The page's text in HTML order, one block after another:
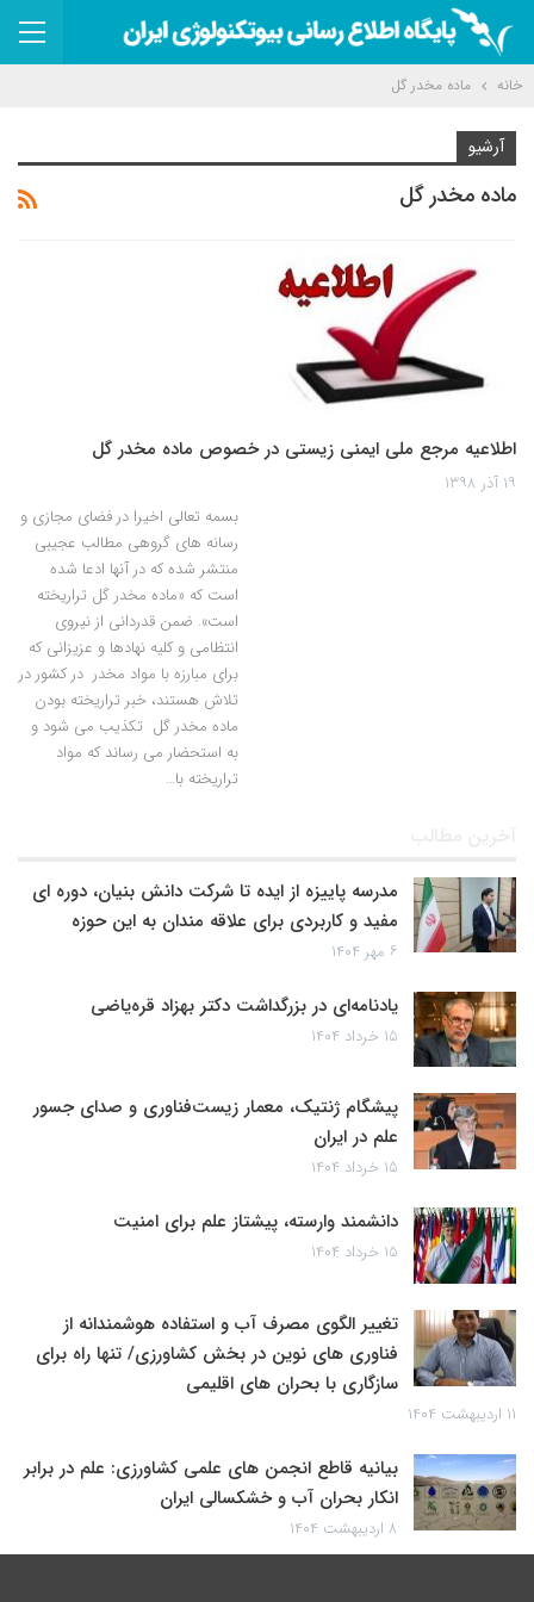
خانه ماده مخدر گل
آرشیو
ماده مخدر گل
اطلاعیه مرجع ملی ایمنی زیستی در خصوص ماده مخدر گل
۱۹ آذر ۱۳۹۸
بسمه تعالی اخیرا در فضای مجازی و
رسانه­ های گروهی مطالب عجیبی
منتشر شده که در آنها ادعا شده
است که «ماده مخدر گل تراریخته
است». ضمن قدردانی از نیروی
انتظامی و کلیه نهادها و عزیزانی که
برای مبارزه با مواد مخدر در کشور در
تلاش هستند، خبر تراریخته بودن
ماده مخدر گل تکذیب می شود و
به استحضار می رساند که مواد
تراریخته با…
آخرین مطالب
مدرسه پاییزه از ایده تا شرکت دانش بنیان، دوره ای
مفید و کاربردی برای علاقه مندان به این حوزه
۶ مهر ۱۴۰۴
یادنامه‌ای در بزرگداشت دکتر بهزاد قره‌یاضی
۱۵ خرداد ۱۴۰۴
پیشگام ژنتیک، معمار زیست‌فناوری و صدای جسور
علم در ایران
۱۵ خرداد ۱۴۰۴
دانشمند وارسته، پیشتاز علم برای امنیت
۱۵ خرداد ۱۴۰۴
تغییر الگوی مصرف آب و استفاده هوشمندانه از
فناوری های نوین در بخش کشاورزی/ تنها راه برای
سازگاری با بحران های اقلیمی
۱۱ اردیبهشت ۱۴۰۴
بیانیه قاطع انجمن های علمی کشاورزی: علم در برابر
انکار بحران آب و خشکسالی ایران
۸ اردیبهشت ۱۴۰۴